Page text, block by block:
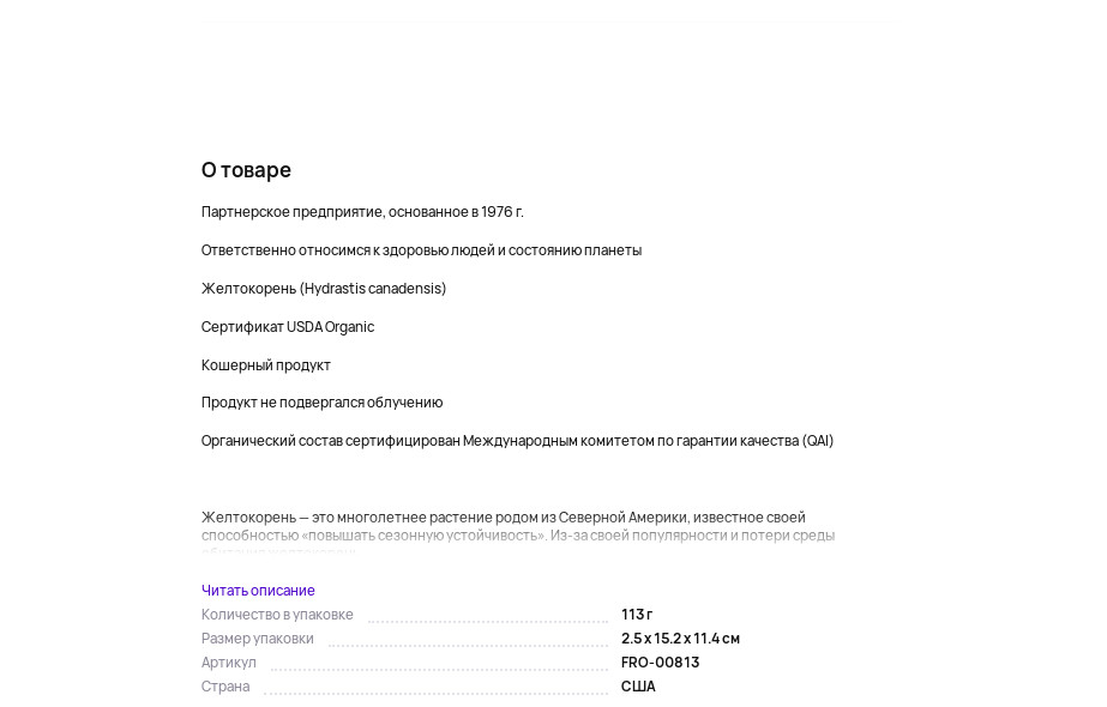
О товаре
Партнерское предприятие, основанное в 1976 г.
Ответственно относимся к здоровью людей и состоянию планеты
Желтокорень (Hydrastis canadensis)
Сертификат USDA Organic
Кошерный продукт
Продукт не подвергался облучению
Органический состав сертифицирован Международным комитетом по гарантии качества (QAI)
Желтокорень — это многолетнее растение родом из Северной Америки, известное своей
способностью «повышать сезонную устойчивость». Из-за своей популярности и потери среды
обитания желтокорень...
Читать описание
Количество в упаковке
113 г
Размер упаковки
2.5 x 15.2 x 11.4 см
Артикул
FRO-00813
Страна
США